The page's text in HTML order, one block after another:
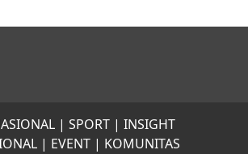
| SPORT | INSIGHT
| EVENT | KOMUNITAS